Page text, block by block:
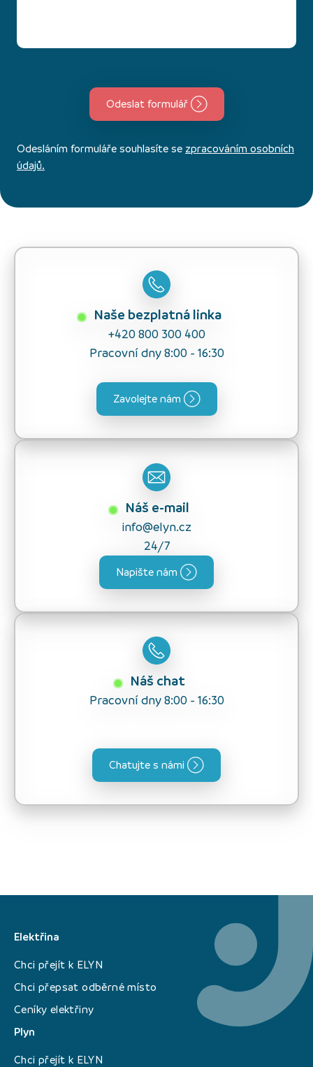
Odeslat formulář
Odesláním formuláře souhlasíte se zpracováním osobních
údajů.
Naše bezplatná linka
+420 800 300 400
Pracovní dny 8:00 - 16:30
Zavolejte nám
Náš e-mail
info@elyn.cz
24/7
Napište nám
Náš chat
Pracovní dny 8:00 - 16:30
Chatujte s námi
Elektřina
Chci přejít k ELYN
Chci přepsat odběrné místo
Ceníky elektřiny
Plyn
Chci přejít k ELYN